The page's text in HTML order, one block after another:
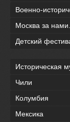
Военно-
Москва за
Детский
Историческая
Чили
Колумбия
Мексика